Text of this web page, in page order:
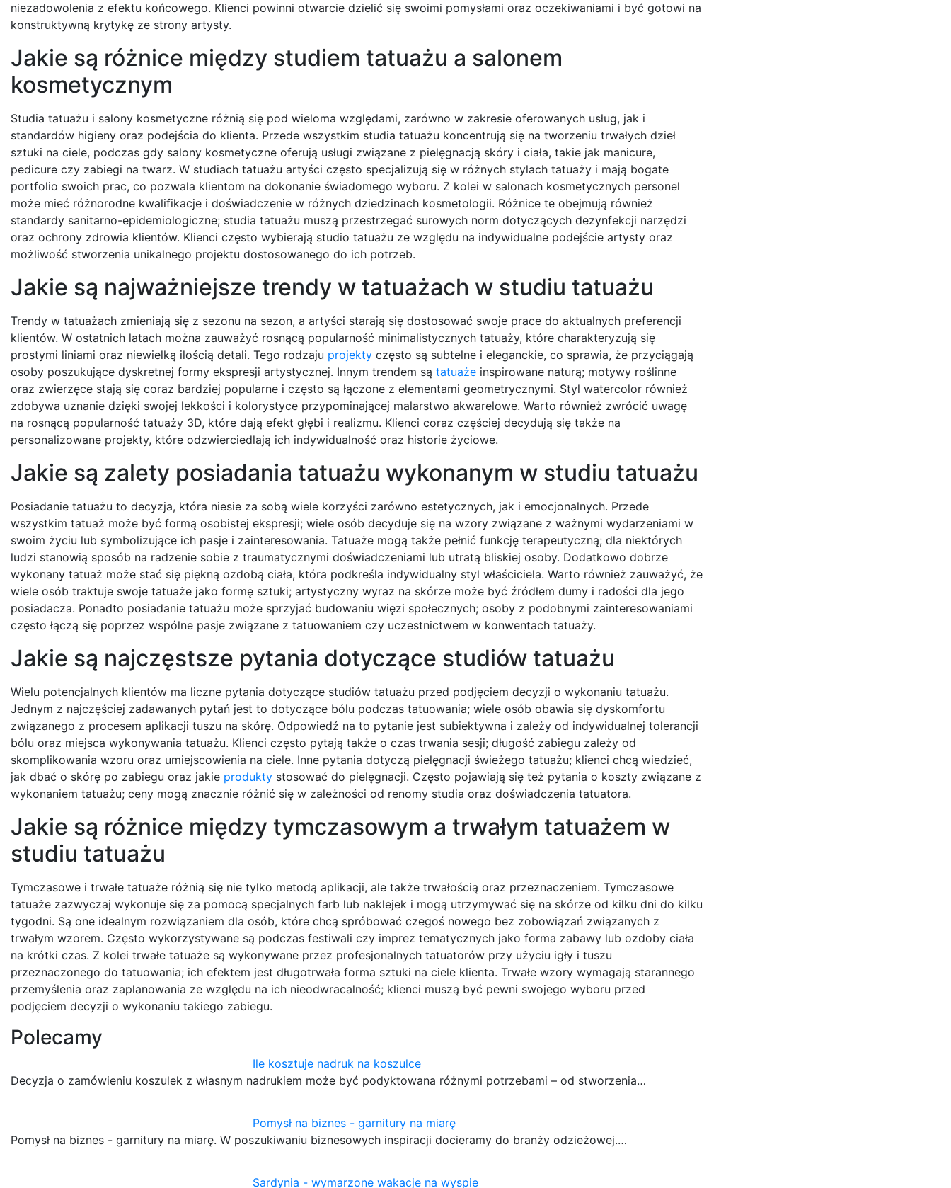
niezadowolenia z efektu końcowego. Klienci powinni otwarcie dzielić się swoimi pomysłami oraz oczekiwaniami i być gotowi na
konstruktywną krytykę ze strony artysty.
Jakie są różnice między studiem tatuażu a salonem
kosmetycznym
Studia tatuażu i salony kosmetyczne różnią się pod wieloma względami, zarówno w zakresie oferowanych usług, jak i
standardów higieny oraz podejścia do klienta. Przede wszystkim studia tatuażu koncentrują się na tworzeniu trwałych dzieł
sztuki na ciele, podczas gdy salony kosmetyczne oferują usługi związane z pielęgnacją skóry i ciała, takie jak manicure,
pedicure czy zabiegi na twarz. W studiach tatuażu artyści często specjalizują się w różnych stylach tatuaży i mają bogate
portfolio swoich prac, co pozwala klientom na dokonanie świadomego wyboru. Z kolei w salonach kosmetycznych personel
może mieć różnorodne kwalifikacje i doświadczenie w różnych dziedzinach kosmetologii. Różnice te obejmują również
standardy sanitarno-epidemiologiczne; studia tatuażu muszą przestrzegać surowych norm dotyczących dezynfekcji narzędzi
oraz ochrony zdrowia klientów. Klienci często wybierają studio tatuażu ze względu na indywidualne podejście artysty oraz
możliwość stworzenia unikalnego projektu dostosowanego do ich potrzeb.
Jakie są najważniejsze trendy w tatuażach w studiu tatuażu
Trendy w tatuażach zmieniają się z sezonu na sezon, a artyści starają się dostosować swoje prace do aktualnych preferencji
klientów. W ostatnich latach można zauważyć rosnącą popularność minimalistycznych tatuaży, które charakteryzują się
prostymi liniami oraz niewielką ilością detali. Tego rodzaju projekty często są subtelne i eleganckie, co sprawia, że przyciągają
osoby poszukujące dyskretnej formy ekspresji artystycznej. Innym trendem są tatuaże inspirowane naturą; motywy roślinne
oraz zwierzęce stają się coraz bardziej popularne i często są łączone z elementami geometrycznymi. Styl watercolor również
zdobywa uznanie dzięki swojej lekkości i kolorystyce przypominającej malarstwo akwarelowe. Warto również zwrócić uwagę
na rosnącą popularność tatuaży 3D, które dają efekt głębi i realizmu. Klienci coraz częściej decydują się także na
personalizowane projekty, które odzwierciedlają ich indywidualność oraz historie życiowe.
Jakie są zalety posiadania tatuażu wykonanym w studiu tatuażu
Posiadanie tatuażu to decyzja, która niesie za sobą wiele korzyści zarówno estetycznych, jak i emocjonalnych. Przede
wszystkim tatuaż może być formą osobistej ekspresji; wiele osób decyduje się na wzory związane z ważnymi wydarzeniami w
swoim życiu lub symbolizujące ich pasje i zainteresowania. Tatuaże mogą także pełnić funkcję terapeutyczną; dla niektórych
ludzi stanowią sposób na radzenie sobie z traumatycznymi doświadczeniami lub utratą bliskiej osoby. Dodatkowo dobrze
wykonany tatuaż może stać się piękną ozdobą ciała, która podkreśla indywidualny styl właściciela. Warto również zauważyć, że
wiele osób traktuje swoje tatuaże jako formę sztuki; artystyczny wyraz na skórze może być źródłem dumy i radości dla jego
posiadacza. Ponadto posiadanie tatuażu może sprzyjać budowaniu więzi społecznych; osoby z podobnymi zainteresowaniami
często łączą się poprzez wspólne pasje związane z tatuowaniem czy uczestnictwem w konwentach tatuaży.
Jakie są najczęstsze pytania dotyczące studiów tatuażu
Wielu potencjalnych klientów ma liczne pytania dotyczące studiów tatuażu przed podjęciem decyzji o wykonaniu tatuażu.
Jednym z najczęściej zadawanych pytań jest to dotyczące bólu podczas tatuowania; wiele osób obawia się dyskomfortu
związanego z procesem aplikacji tuszu na skórę. Odpowiedź na to pytanie jest subiektywna i zależy od indywidualnej tolerancji
bólu oraz miejsca wykonywania tatuażu. Klienci często pytają także o czas trwania sesji; długość zabiegu zależy od
skomplikowania wzoru oraz umiejscowienia na ciele. Inne pytania dotyczą pielęgnacji świeżego tatuażu; klienci chcą wiedzieć,
jak dbać o skórę po zabiegu oraz jakie produkty stosować do pielęgnacji. Często pojawiają się też pytania o koszty związane z
wykonaniem tatuażu; ceny mogą znacznie różnić się w zależności od renomy studia oraz doświadczenia tatuatora.
Jakie są różnice między tymczasowym a trwałym tatuażem w
studiu tatuażu
Tymczasowe i trwałe tatuaże różnią się nie tylko metodą aplikacji, ale także trwałością oraz przeznaczeniem. Tymczasowe
tatuaże zazwyczaj wykonuje się za pomocą specjalnych farb lub naklejek i mogą utrzymywać się na skórze od kilku dni do kilku
tygodni. Są one idealnym rozwiązaniem dla osób, które chcą spróbować czegoś nowego bez zobowiązań związanych z
trwałym wzorem. Często wykorzystywane są podczas festiwali czy imprez tematycznych jako forma zabawy lub ozdoby ciała
na krótki czas. Z kolei trwałe tatuaże są wykonywane przez profesjonalnych tatuatorów przy użyciu igły i tuszu
przeznaczonego do tatuowania; ich efektem jest długotrwała forma sztuki na ciele klienta. Trwałe wzory wymagają starannego
przemyślenia oraz zaplanowania ze względu na ich nieodwracalność; klienci muszą być pewni swojego wyboru przed
podjęciem decyzji o wykonaniu takiego zabiegu.
Polecamy
Ile kosztuje nadruk na koszulce
Decyzja o zamówieniu koszulek z własnym nadrukiem może być podyktowana różnymi potrzebami – od stworzenia…
Pomysł na biznes - garnitury na miarę
Pomysł na biznes - garnitury na miarę. W poszukiwaniu biznesowych inspiracji docieramy do branży odzieżowej.…
Sardynia - wymarzone wakacje na wyspie